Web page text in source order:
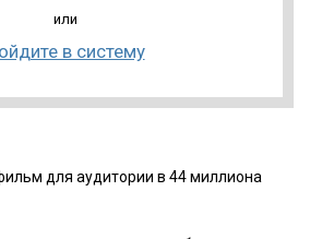
или
в систему
для аудитории в 44 миллиона